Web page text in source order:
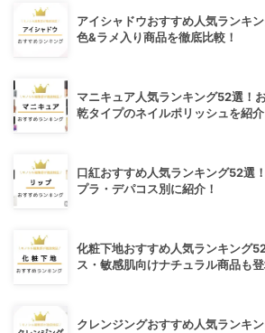
アイシャドウおすすめ人気ランキ
色&ラメ入り商品を徹底比較！
マニキュア人気ランキング52選！
乾タイプのネイルポリッシュを紹介
口紅おすすめ人気ランキング52選
プラ・デパコス別に紹介！
化粧下地おすすめ人気ランキング
ス・敏感肌向けナチュラル商品も登
クレンジングおすすめ人気ランキ